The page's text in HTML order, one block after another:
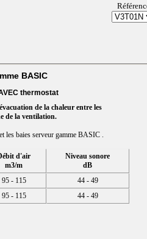
BASIC
thermostat
de la chaleur entre les
de la ventilation.
les baies serveur gamme BASIC .
d'air
m3/m
Niveau sonore
dB
95 - 115
44 - 49
95 - 115 44 - 49